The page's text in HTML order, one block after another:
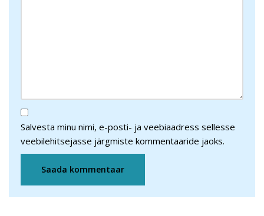
Salvesta minu nimi, e-posti- ja veebiaadress sellesse
veebilehitsejasse järgmiste kommentaaride jaoks.